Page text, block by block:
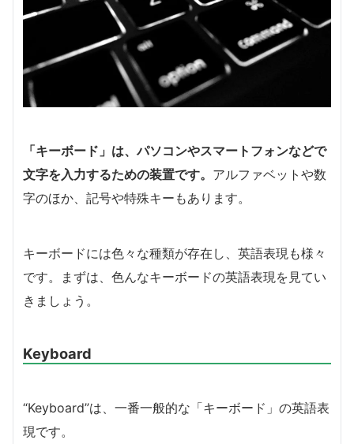
「キーボード」は、パソコンやスマートフォンなどで
文字を入力するための装置です。 アルファベットや数
字のほか、記号や特殊キーもあります。
キーボードには色々な種類が存在し、英語表現も様々
です。まずは、色んなキーボードの英語表現を見てい
きましょう。
Keyboard
“Keyboard”は、一番一般的な「キーボード」の英語表
現です。